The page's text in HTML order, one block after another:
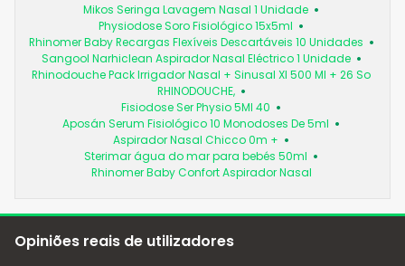
Mikos Seringa Lavagem Nasal 1 Unidade
Physiodose Soro Fisiológico 15x5ml
Rhinomer Baby Recargas Flexíveis Descartáveis 10 Unidades
Sangool Narhiclean Aspirador Nasal Eléctrico 1 Unidade
Rhinodouche Pack Irrigador Nasal + Sinusal Xl 500 Ml + 26 So
RHINODOUCHE,
Fisiodose Ser Physio 5Ml 40
Aposán Serum Fisiológico 10 Monodoses De 5ml
Aspirador Nasal Chicco 0m +
Sterimar água do mar para bebés 50ml
Rhinomer Baby Confort Aspirador Nasal
Opiniões reais de utilizadores